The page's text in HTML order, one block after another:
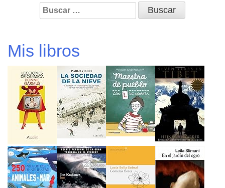
Buscar:
Mis libros